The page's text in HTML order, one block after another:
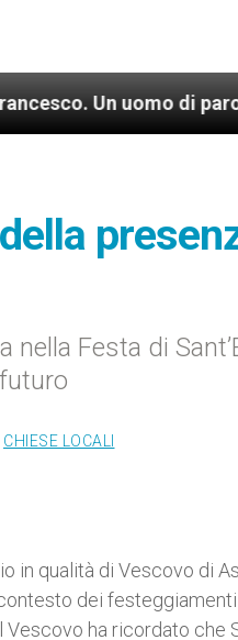
uomo di parola”,
Festa di
CHIESE LOCALI
in qualità di Vescovo di
dei
ha ricordato che